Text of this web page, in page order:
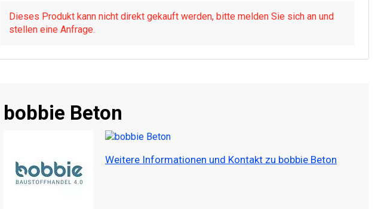
Dieses Produkt kann nicht direkt gekauft werden, bitte melden Sie sich an und
stellen eine Anfrage.
bobbie Beton
Weitere Informationen und Kontakt zu bobbie Beton